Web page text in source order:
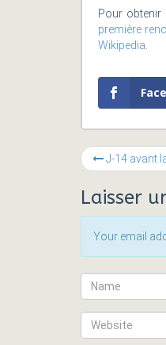
Pour obtenir
première
Wikipedia
J-14 avant la
Laisser
Your email